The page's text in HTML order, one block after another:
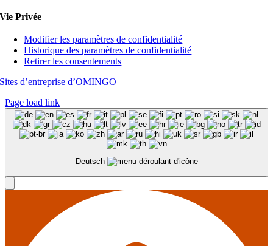
Vie Privée
Modifier les paramètres de confidentialité
Historique des paramètres de confidentialité
Retirer les consentements
Sites d’entreprise d’OMINGO
Page load link
Deutsch